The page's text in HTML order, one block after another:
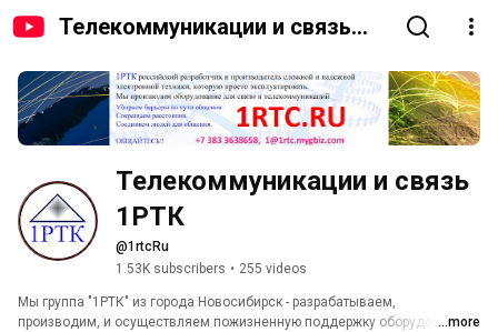
Телекоммуникации и связь
Телекоммуникации и связь
1РТК
@1rtcRu
1.53K subscribers • 255 videos
Мы группа "1РТК" из города Новосибирск - разрабатываем,
производим, и осуществляем пожизненную поддержку оборудования
...more